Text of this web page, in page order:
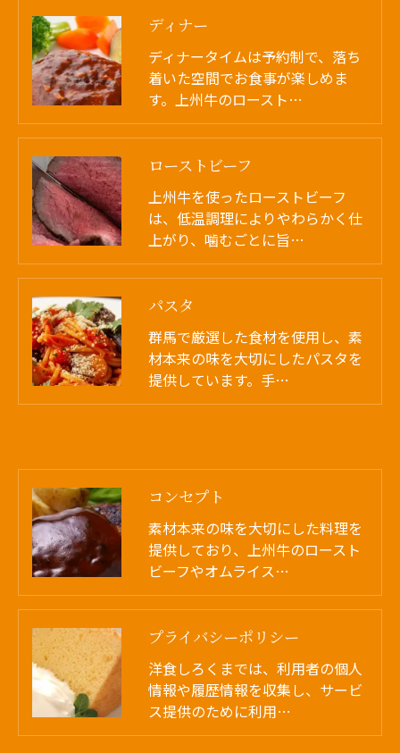
ディナー
ディナータイムは予約制で、落ち
着いた空間でお食事が楽しめま
す。上州牛のロースト…
ローストビーフ
上州牛を使ったローストビーフ
は、低温調理によりやわらかく仕
上がり、噛むごとに旨…
パスタ
群馬で厳選した食材を使用し、素
材本来の味を大切にしたパスタを
提供しています。手…
コンセプト
素材本来の味を大切にした料理を
提供しており、上州牛のロースト
ビーフやオムライス…
プライバシーポリシー
洋食しろくまでは、利用者の個人
情報や履歴情報を収集し、サービ
ス提供のために利用…